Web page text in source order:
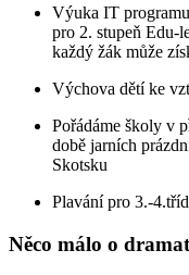
Výuka IT
pro 2. stupeň Edu-
každý žák může
Výchova dětí ke
Pořádáme školy v
době jarních
Skotsku
Plavání pro 3.-
Něco málo o